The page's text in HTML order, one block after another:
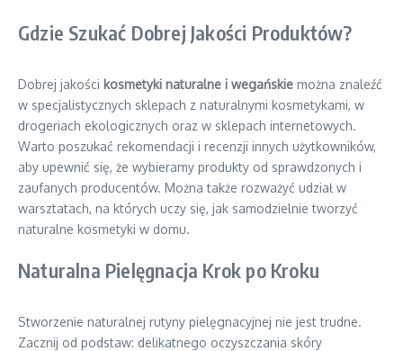
Gdzie Szukać Dobrej Jakości Produktów?
Dobrej jakości kosmetyki naturalne i wegańskie można znaleźć
w specjalistycznych sklepach z naturalnymi kosmetykami, w
drogeriach ekologicznych oraz w sklepach internetowych.
Warto poszukać rekomendacji i recenzji innych użytkowników,
aby upewnić się, że wybieramy produkty od sprawdzonych i
zaufanych producentów. Można także rozważyć udział w
warsztatach, na których uczy się, jak samodzielnie tworzyć
naturalne kosmetyki w domu.
Naturalna Pielęgnacja Krok po Kroku
Stworzenie naturalnej rutyny pielęgnacyjnej nie jest trudne.
Zacznij od podstaw: delikatnego oczyszczania skóry